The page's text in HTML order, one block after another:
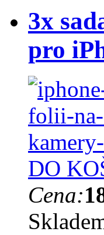
3x
pro
DO
Cena: